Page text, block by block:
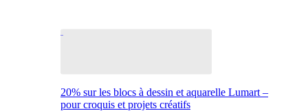
20% sur les blocs à dessin et aquarelle Lumart –
pour croquis et projets créatifs